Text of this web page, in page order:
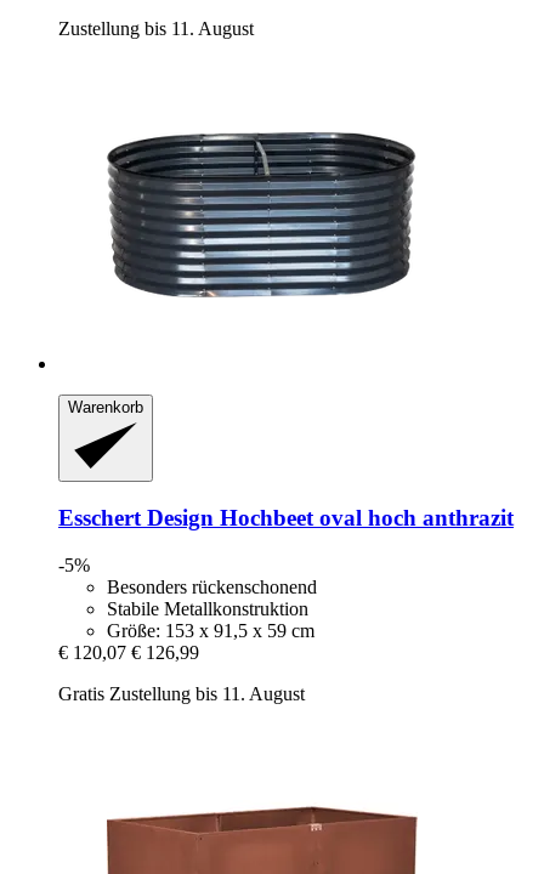
Zustellung bis 11. August
Warenkorb
Esschert Design Hochbeet oval hoch anthrazit
-5%
Besonders rückenschonend
Stabile Metallkonstruktion
Größe: 153 x 91,5 x 59 cm
€ 120,07 € 126,99
Gratis Zustellung bis 11. August